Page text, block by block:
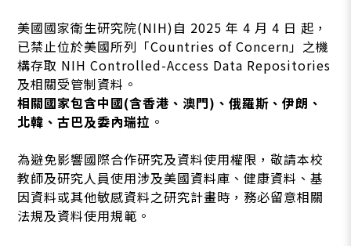
美國國家衛生研究院(NIH)自 2025 年 4 月 4 日 起，
已禁止位於美國所列「Countries of Concern」之機
構存取 NIH Controlled-Access Data Repositories
及相關受管制資料。
相關國家包含中國(含香港、澳門)、俄羅斯、伊朗、
北韓、古巴及委內瑞拉 。
為避免影響國際合作研究及資料使用權限，敬請本校
教師及研究人員使用涉及美國資料庫、健康資料、基
因資料或其他敏感資料之研究計畫時，務必留意相關
法規及資料使用規範。